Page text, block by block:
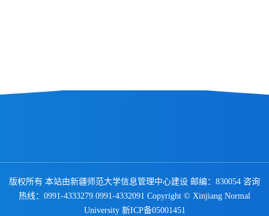
版权所有 本站由新疆师范大学信息管理中心建设 邮编：830054 咨询
热线：0991-4333279 0991-4332091 Copyright © Xinjiang Normal
University 新ICP备05001451